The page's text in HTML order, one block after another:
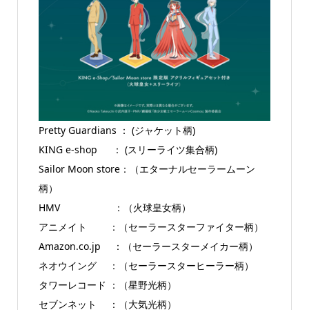
Pretty Guardians ： (ジャケット柄)
KING e-shop ： (スリーライツ集合柄)
Sailor Moon store：（エターナルセーラームーン
柄）
HMV ：（火球皇女柄）
アニメイト ：（セーラースターファイター柄）
Amazon.co.jp ：（セーラースターメイカー柄）
ネオウイング ：（セーラースターヒーラー柄）
タワーレコード ：（星野光柄）
セブンネット ：（大気光柄）